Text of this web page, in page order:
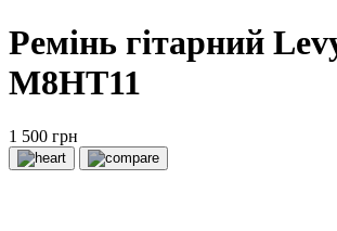
Ремінь гітарний
M8HT11
1 500 грн